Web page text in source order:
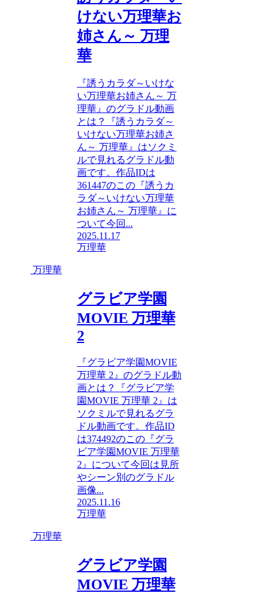
けない万理華お
姉さん～ 万理
華
『誘うカラダ～いけな
い万理華お姉さん～ 万
理華』のグラドル動画
とは？『誘うカラダ～
いけない万理華お姉さ
ん～ 万理華』はソクミ
ルで見れるグラドル動
画です。作品IDは
361447のこの『誘うカ
ラダ～いけない万理華
お姉さん～ 万理華』に
ついて今回...
2025.11.17
万理華
万理華
グラビア学園
MOVIE 万理華
2
『グラビア学園MOVIE
万理華 2』のグラドル動
画とは？『グラビア学
園MOVIE 万理華 2』は
ソクミルで見れるグラ
ドル動画です。作品ID
は374492のこの『グラ
ビア学園MOVIE 万理華
2』について今回は見所
やシーン別のグラドル
画像...
2025.11.16
万理華
万理華
グラビア学園
MOVIE 万理華